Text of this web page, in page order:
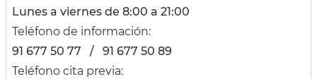
Lunes a viernes de 8:00 a 21:00
Teléfono de información:
91 677 50 77 / 91 677 50 89
Teléfono cita previa: